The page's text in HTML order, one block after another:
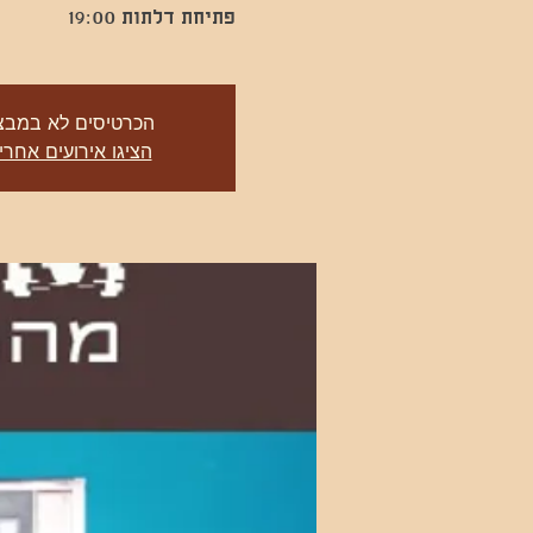
פתיחת דלתות 19:00
הכרטיסים לא
הציגו אירועים